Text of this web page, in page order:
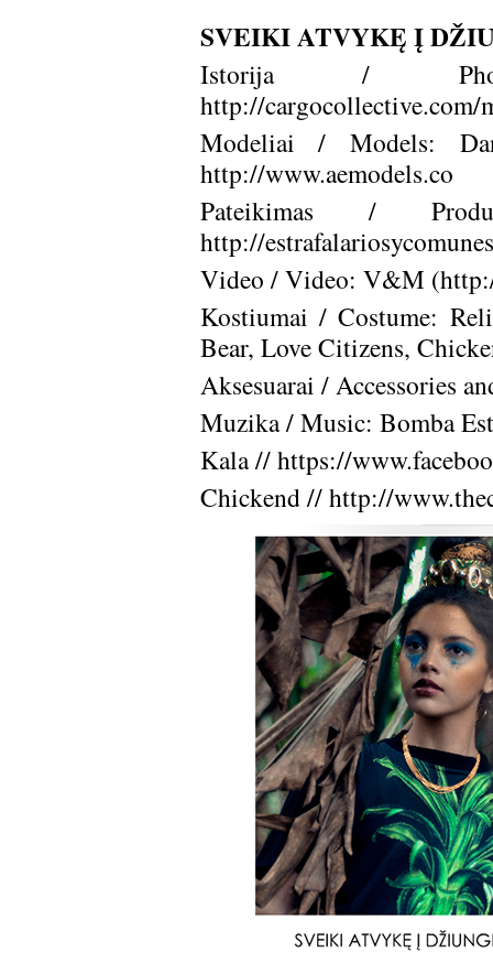
SVEIKI ATVYKĘ Į
Istorija /
http://cargocollective.com/
Modeliai / Models:
http://www.aemodels.co
Pateikimas /
http://
Video / Video: V&M (
Kostiumai / Costume:
Bear, Love Citizens,
Aksesuarai / Accessories
Muzika / Music: Bomba
Kala //https://
Chickend //http://